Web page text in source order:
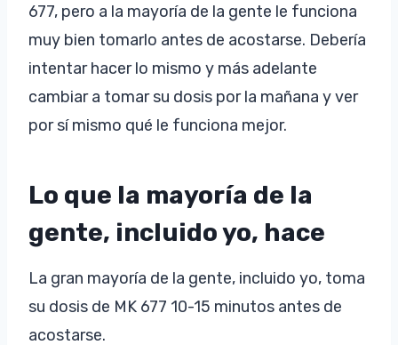
677, pero a la mayoría de la gente le funciona
muy bien tomarlo antes de acostarse. Debería
intentar hacer lo mismo y más adelante
cambiar a tomar su dosis por la mañana y ver
por sí mismo qué le funciona mejor.
Lo que la mayoría de la
gente, incluido yo, hace
La gran mayoría de la gente, incluido yo, toma
su dosis de MK 677 10-15 minutos antes de
acostarse.